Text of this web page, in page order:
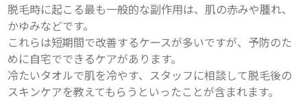
脱毛時に起こる最も一般的な副作用は、肌の赤みや腫れ、
かゆみなどです。
これらは短期間で改善するケースが多いですが、予防のた
めに自宅でできるケアがあります。
冷たいタオルで肌を冷やす、スタッフに相談して脱毛後の
スキンケアを教えてもらうといったことが含まれます。